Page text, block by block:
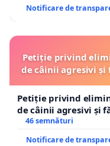
Notificare de
Petiție privind
de câinii agresivi și
Petiție privind
de câinii agresivi și
46 semnături
Notificare de